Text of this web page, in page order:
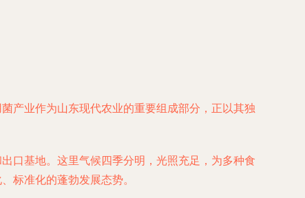
产业作为山东现代农业的重要组成部分，正以其独
口基地。这里气候四季分明，光照充足，为多种食
标准化的蓬勃发展态势。